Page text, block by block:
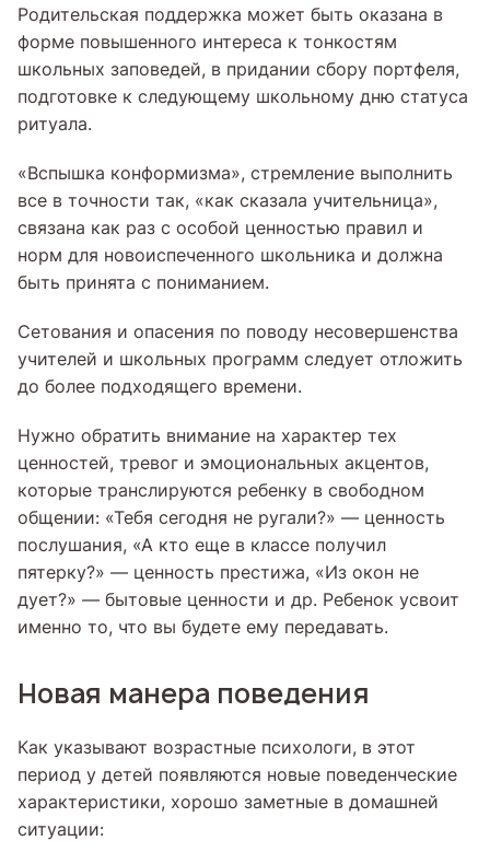
Родительская поддержка может быть оказана в
форме повышенного интереса к тонкостям
школьных заповедей, в придании сбору портфеля,
подготовке к следующему школьному дню статуса
ритуала.
«Вспышка конформизма», стремление выполнить
все в точности так, «как сказала учительница»,
связана как раз с особой ценностью правил и
норм для новоиспеченного школьника и должна
быть принята с пониманием.
Сетования и опасения по поводу несовершенства
учителей и школьных программ следует отложить
до более подходящего времени.
Нужно обратить внимание на характер тех
ценностей, тревог и эмоциональных акцентов,
которые транслируются ребенку в свободном
общении: «Тебя сегодня не ругали?» — ценность
послушания, «А кто еще в классе получил
пятерку?» — ценность престижа, «Из окон не
дует?» — бытовые ценности и др. Ребенок усвоит
именно то, что вы будете ему передавать.
Новая манера поведения
Как указывают возрастные психологи, в этот
период у детей появляются новые поведенческие
характеристики, хорошо заметные в домашней
ситуации: